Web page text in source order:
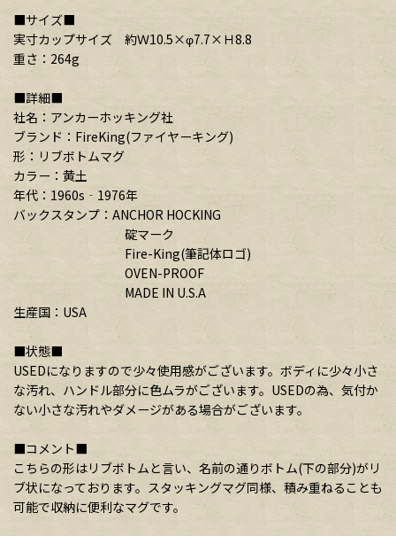
■サイズ■
実寸カップサイズ 約Ｗ10.5×φ7.7×Ｈ8.8
重さ：264g
■詳細■
社名：アンカーホッキング社
ブランド：FireKing(ファイヤーキング)
形：リブボトムマグ
カラー：黄土
年代：1960s‐1976年
バックスタンプ：ANCHOR HOCKING
碇マーク
Fire-King(筆記体ロゴ)
OVEN-PROOF
MADE IN U.S.A
生産国：USA
■状態■
USEDになりますので少々使用感がございます。ボディに少々小さ
な汚れ、ハンドル部分に色ムラがございます。USEDの為、気付か
ない小さな汚れやダメージがある場合がございます。
■コメント■
こちらの形はリブボトムと言い、名前の通りボトム(下の部分)がリ
ブ状になっております。スタッキングマグ同様、積み重ねることも
可能で収納に便利なマグです。